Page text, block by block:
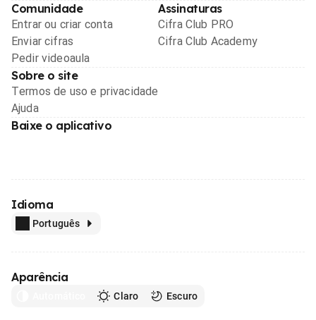
Comunidade
Entrar ou criar conta
Enviar cifras
Pedir videoaula
Assinaturas
Cifra Club PRO
Cifra Club Academy
Sobre o site
Termos de uso e privacidade
Ajuda
Baixe o aplicativo
Idioma
Português
Aparência
Claro Escuro